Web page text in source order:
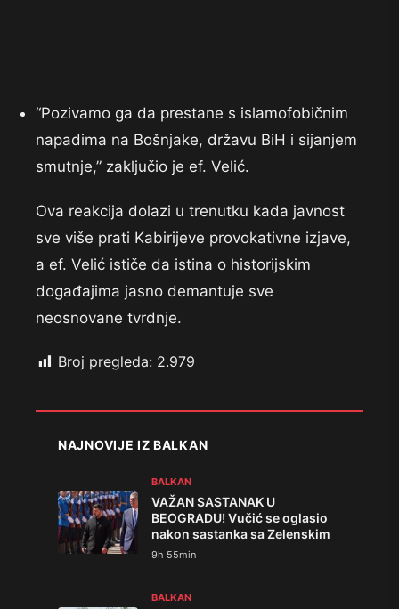
“Pozivamo ga da prestane s islamofobičnim
napadima na Bošnjake, državu BiH i sijanjem
smutnje,” zaključio je ef. Velić.
Ova reakcija dolazi u trenutku kada javnost
sve više prati Kabirijeve provokativne izjave,
a ef. Velić ističe da istina o historijskim
događajima jasno demantuje sve
neosnovane tvrdnje.
Broj pregleda: 2.979
NAJNOVIJE IZ BALKAN
BALKAN
VAŽAN SASTANAK U
BEOGRADU! Vučić se oglasio
nakon sastanka sa Zelenskim
9h 55min
BALKAN